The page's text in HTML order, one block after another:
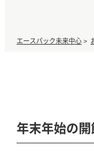
エースパック未来中心 >
年末年始の